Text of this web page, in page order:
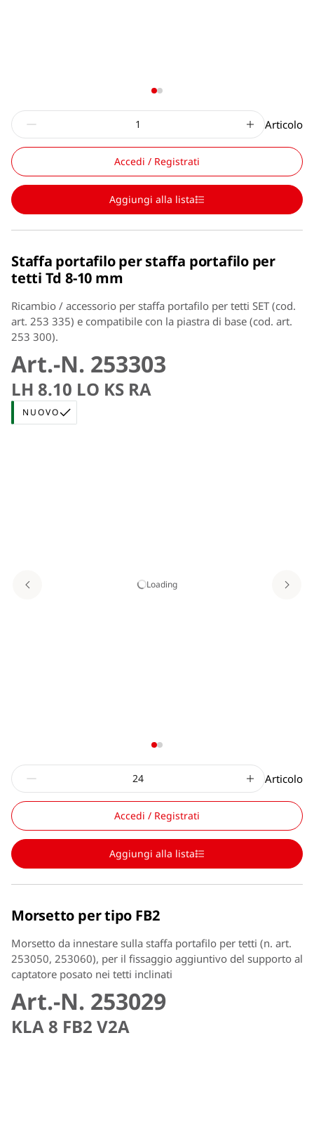
Articolo
Accedi / Registrati
Aggiungi alla lista
Staffa portafilo per staffa portafilo per
tetti Td 8-10 mm
Ricambio / accessorio per staffa portafilo per tetti SET (cod.
art. 253 335) e compatibile con la piastra di base (cod. art.
253 300).
Art.-N. 253303
LH 8.10 LO KS RA
NUOVO
Loading
Articolo
Accedi / Registrati
Aggiungi alla lista
Morsetto per tipo FB2
Morsetto da innestare sulla staffa portafilo per tetti (n. art.
253050, 253060), per il fissaggio aggiuntivo del supporto al
captatore posato nei tetti inclinati
Art.-N. 253029
KLA 8 FB2 V2A